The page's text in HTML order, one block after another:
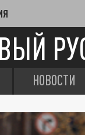
НОВОСТИ